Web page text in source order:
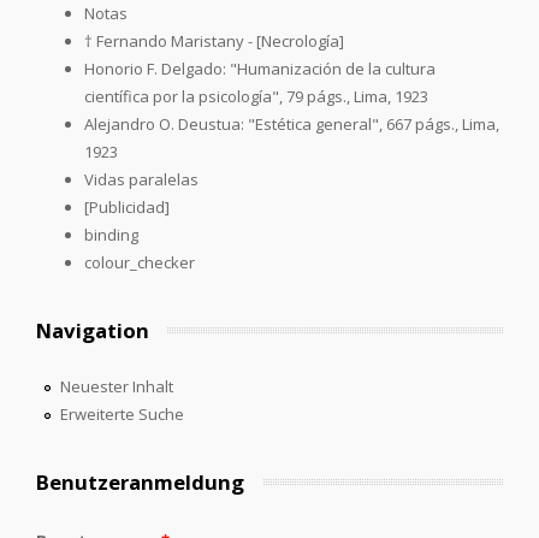
Notas
† Fernando Maristany - [Necrología]
Honorio F. Delgado: "Humanización de la cultura
científica por la psicología", 79 págs., Lima, 1923
Alejandro O. Deustua: "Estética general", 667 págs., Lima,
1923
Vidas paralelas
[Publicidad]
binding
colour_checker
Navigation
Neuester Inhalt
Erweiterte Suche
Benutzeranmeldung